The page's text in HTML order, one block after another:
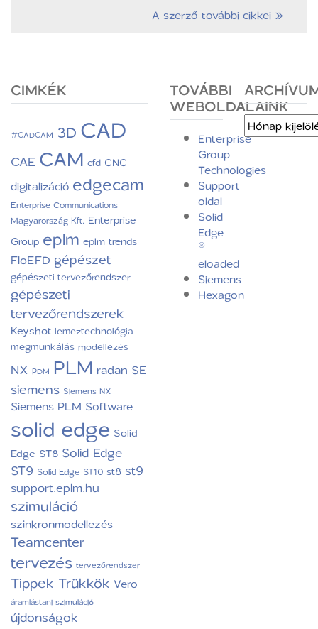
A szerző további cikkei »
CIMKÉK
#CADCAM 3DCAD
CAE CAM cfd CNC
digitalizáció edgecam
Enterprise Communications
Magyarország Kft. Enterprise
Group eplm eplm trends
FloEFD gépészet
gépészeti tervezőrendszer
gépészeti
tervezőrendszerek
Keyshot lemeztechnológia
megmunkálás modellezés
NX PDM PLM radan SE
siemens Siemens NX
Siemens PLM Software
solid edge Solid
Edge ST8 Solid Edge
ST9 Solid Edge ST10 st8 st9
support.eplm.hu
szimuláció
szinkronmodellezés
Teamcenter
tervezés tervezőrendszer
Tippek Trükkök Vero
áramlástani szimuláció
újdonságok
TOVÁBBI
WEBOLDALAINK
Enterprise
Group
Technologies
Support
oldal
Solid
Edge
®
eloaded
Siemens
Hexagon
Archívum